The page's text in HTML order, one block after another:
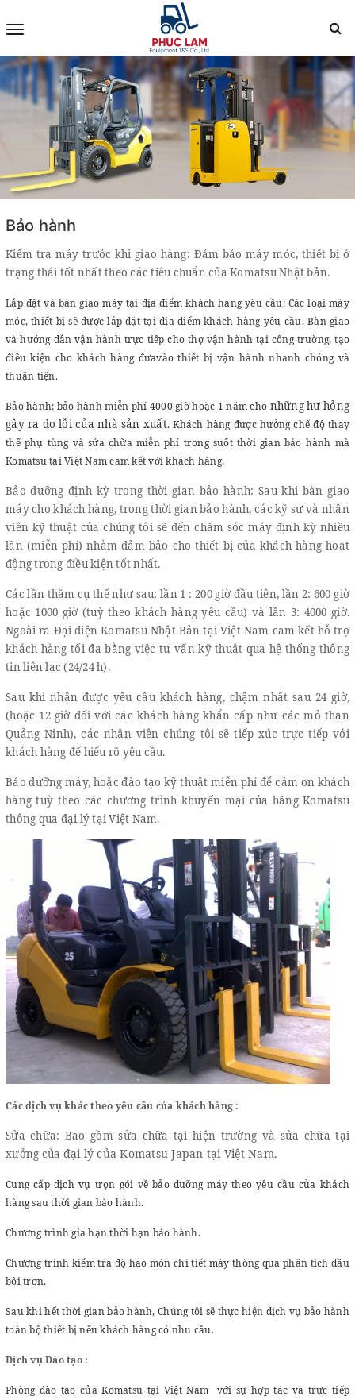
BẢO HÀNH
Bảo hành
Kiểm tra máy trước khi giao hàng: Đảm bảo máy móc, thiết bị ở
trạng thái tốt nhất theo các tiêu chuẩn của Komatsu Nhật bản.
Lắp đặt và bàn giao máy tại địa điểm khách hàng yêu cầu: Các loại máy
móc, thiết bị sẽ được lắp đặt tại địa điểm khách hàng yêu cầu. Bàn giao
và hướng dẫn vận hành trực tiếp cho thợ vận hành tại công trường, tạo
điều kiện cho khách hàng đưavào thiết bị vận hành nhanh chóng và
thuận tiện.
Bảo hành: bảo hành miễn phí 4000 giờ hoặc 1 năm cho những hư hỏng
gây ra do lỗi của nhà sản xuất. Khách hàng được hưởng chế độ thay
thế phụ tùng và sửa chữa miễn phí trong suốt thời gian bảo hành mà
Komatsu tại Việt Nam cam kết với khách hàng.
Bảo dưỡng định kỳ trong thời gian bảo hành: Sau khi bàn giao
máy cho khách hàng, trong thời gian bảo hành, các kỹ sư và nhân
viên kỹ thuật của chúng tôi sẽ đến chăm sóc máy định kỳ nhiều
lần (miễn phí) nhằm đảm bảo cho thiết bị của khách hàng hoạt
động trong điều kiện tốt nhất.
Các lần thăm cụ thể như sau: lần 1 : 200 giờ đầu tiên, lần 2: 600 giờ
hoặc 1000 giờ (tuỳ theo khách hàng yêu cầu) và lần 3: 4000 giờ.
Ngoài ra Đại diện Komatsu Nhật Bản tại Việt Nam cam kết hỗ trợ
khách hàng tối đa bằng việc tư vấn kỹ thuật qua hệ thống thông
tin liên lạc (24/24 h).
Sau khi nhận được yêu cầu khách hàng, chậm nhất sau 24 giờ,
(hoặc 12 giờ đối với các khách hàng khẩn cấp như các mỏ than
Quảng Ninh), các nhân viên chúng tôi sẽ tiếp xúc trực tiếp với
khách hàng để hiểu rõ yêu cầu.
Bảo dưỡng máy, hoặc đào tạo kỹ thuật miễn phí để cảm ơn khách
hàng tuỳ theo các chương trình khuyến mại của hãng Komatsu
thông qua đại lý tại Việt Nam.
Các dịch vụ khác theo yêu cầu của khách hàng :
Sửa chữa: Bao gồm sửa chữa tại hiện trường và sửa chữa tại
xưởng của đại lý của Komatsu Japan tại Việt Nam.
Cung cấp dịch vụ trọn gói về bảo dưỡng máy theo yêu cầu của khách
hàng sau thời gian bảo hành.
Chương trình gia hạn thời hạn bảo hành.
Chương trình kiểm tra độ hao mòn chi tiết máy thông qua phân tích dầu
bôi trơn.
Sau khi hết thời gian bảo hành, Chúng tôi sẽ thực hiện dịch vụ bảo hành
toàn bộ thiết bị nếu khách hàng có nhu cầu.
Dịch vụ Đào tạo :
Phòng đào tạo của Komatsu tại Việt Nam với sự hợp tác và trực tiếp